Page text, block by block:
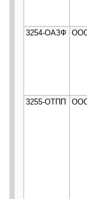
3254-ОАЗФ
3255-ОТПП